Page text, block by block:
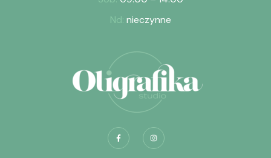
Pon – Pt:
08:00-18:00
Sob:09:00 – 14:00
Nd:nieczynne